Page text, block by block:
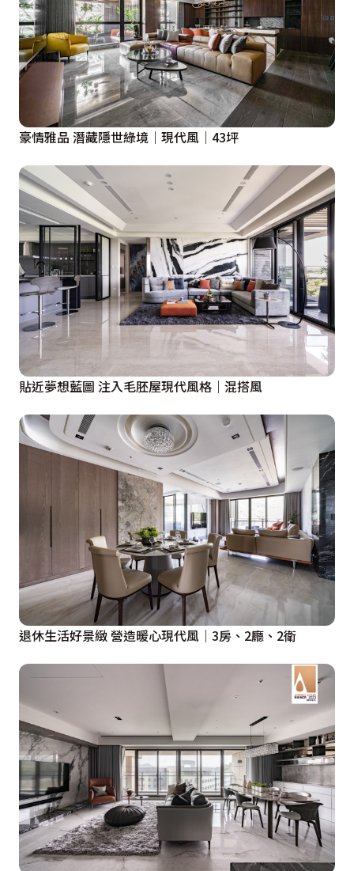
豪情雅品 潛藏隱世綠境｜現代風｜43坪
貼近夢想藍圖 注入毛胚屋現代風格｜混搭風
退休生活好景緻 營造暖心現代風｜3房、2廳、2衛